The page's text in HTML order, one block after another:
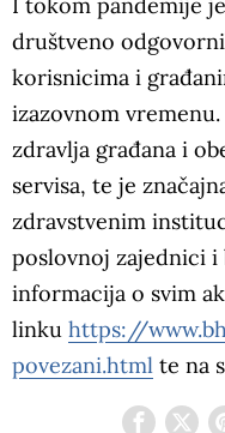
društveno
korisnicima i
izazovnom
zdravlja građana i
servisa, te je
zdravstvenim
poslovnoj zajednici i
informacija o svim
linku https://
povezani.html te na